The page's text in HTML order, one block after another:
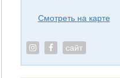
Смотреть на карте
сайт